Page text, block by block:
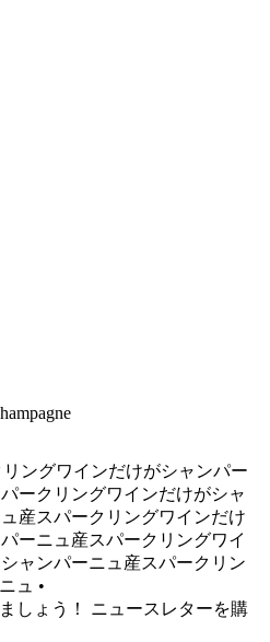
ングワインだけがシャンパー
ークリングワインだけがシャ
産スパークリングワインだけ
ーニュ産スパークリングワイ
シャンパーニュ産スパークリン
ュ •
しょう！ ニュースレターを購